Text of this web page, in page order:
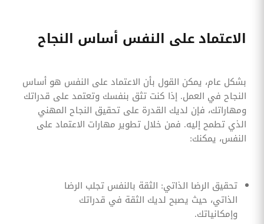
الاعتماد على النفس أساس النجاح
بشكل عام، يمكن القول بأن الاعتماد على النفس هو أساس
النجاح في العمل. إذا كنت تثق بنفسك وتعتمد على قدراتك
ومهاراتك، فإن لديك القدرة على تحقيق النجاح المهني
الذي تطمح إليه. فمن خلال تطوير مهارات الاعتماد على
النفس، يمكنك:
تحقيق الرضا الذاتي: الثقة بالنفس تجلب الرضا
الذاتي، حيث يصبح لديك الثقة في قدراتك
وإمكانياتك.